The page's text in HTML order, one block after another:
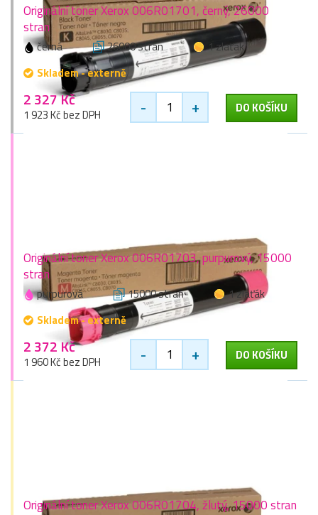
Originální toner Xerox 006R01701, černý, 26000
stran
černá 26000 stran
1 zlaťák
Skladem - externě
2 327 Kč
1 923 Kč bez DPH - + DO KOŠÍKU
Originální toner Xerox 006R01703, purpurový, 15000
stran
purpurová 15000 stran
1 zlaťák
Skladem - externě
2 372 Kč
1 960 Kč bez DPH - + DO KOŠÍKU
Originální toner Xerox 006R01704, žlutý, 15000 stran